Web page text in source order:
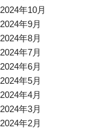
2024年10月
2024年9月
2024年8月
2024年7月
2024年6月
2024年5月
2024年4月
2024年3月
2024年2月